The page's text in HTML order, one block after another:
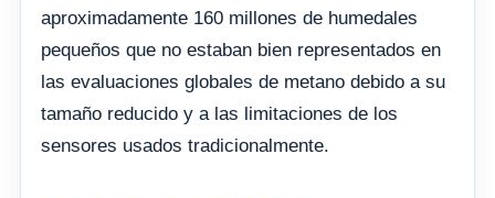
aproximadamente 160 millones de humedales
pequeños que no estaban bien representados en
las evaluaciones globales de metano debido a su
tamaño reducido y a las limitaciones de los
sensores usados tradicionalmente.